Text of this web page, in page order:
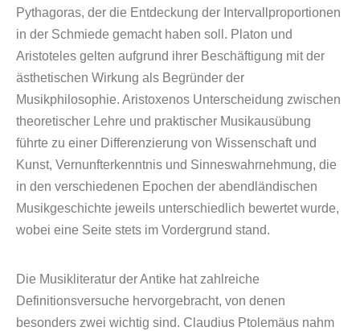
Pythagoras, der die Entdeckung der Intervallproportionen
in der Schmiede gemacht haben soll. Platon und
Aristoteles gelten aufgrund ihrer Beschäftigung mit der
ästhetischen Wirkung als Begründer der
Musikphilosophie. Aristoxenos Unterscheidung zwischen
theoretischer Lehre und praktischer Musikausübung
führte zu einer Differenzierung von Wissenschaft und
Kunst, Vernunfterkenntnis und Sinneswahrnehmung, die
in den verschiedenen Epochen der abendländischen
Musikgeschichte jeweils unterschiedlich bewertet wurde,
wobei eine Seite stets im Vordergrund stand.
Die Musikliteratur der Antike hat zahlreiche
Definitionsversuche hervorgebracht, von denen
besonders zwei wichtig sind. Claudius Ptolemäus nahm